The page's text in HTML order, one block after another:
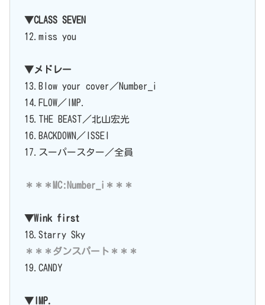
▼CLASS SEVEN
12.miss you
▼メドレー
13.Blow your cover／Number_i
14.FLOW／IMP.
15.THE BEAST／北山宏光
16.BACKDOWN／ISSEI
17.スーパースター／全員
＊＊＊MC:Number_i＊＊＊
▼Wink first
18.Starry Sky
＊＊＊ダンスパート＊＊＊
19.CANDY
▼IMP.